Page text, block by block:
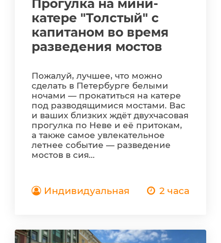
Прогулка на мини-
катере "Толстый" с
капитаном во время
разведения мостов
Пожалуй, лучшее, что можно
сделать в Петербурге белыми
ночами — прокатиться на катере
под разводящимися мостами. Вас
и ваших близких ждёт двухчасовая
прогулка по Неве и её притокам,
а также самое увлекательное
летнее событие — разведение
мостов в сия...
Индивидуальная 2 часа